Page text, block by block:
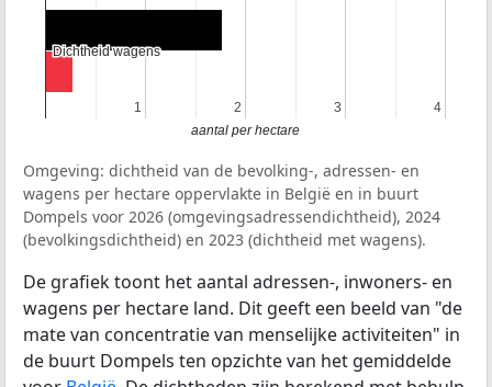
1
1 2
2 3
3 4
4
Dichtheid wagens
Dichtheid wagens
aantal per hectare
Omgeving: dichtheid van de bevolking-, adressen- en
wagens per hectare oppervlakte in België en in buurt
Dompels voor 2026 (omgevingsadressendichtheid), 2024
(bevolkingsdichtheid) en 2023 (dichtheid met wagens).
De grafiek toont het aantal adressen-, inwoners- en
wagens per hectare land. Dit geeft een beeld van "de
mate van concentratie van menselijke activiteiten" in
de buurt Dompels ten opzichte van het gemiddelde